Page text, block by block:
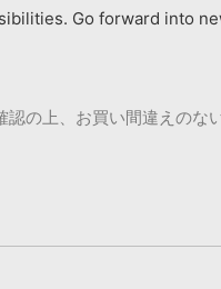
Go forward into
の上、お買い間違えのな